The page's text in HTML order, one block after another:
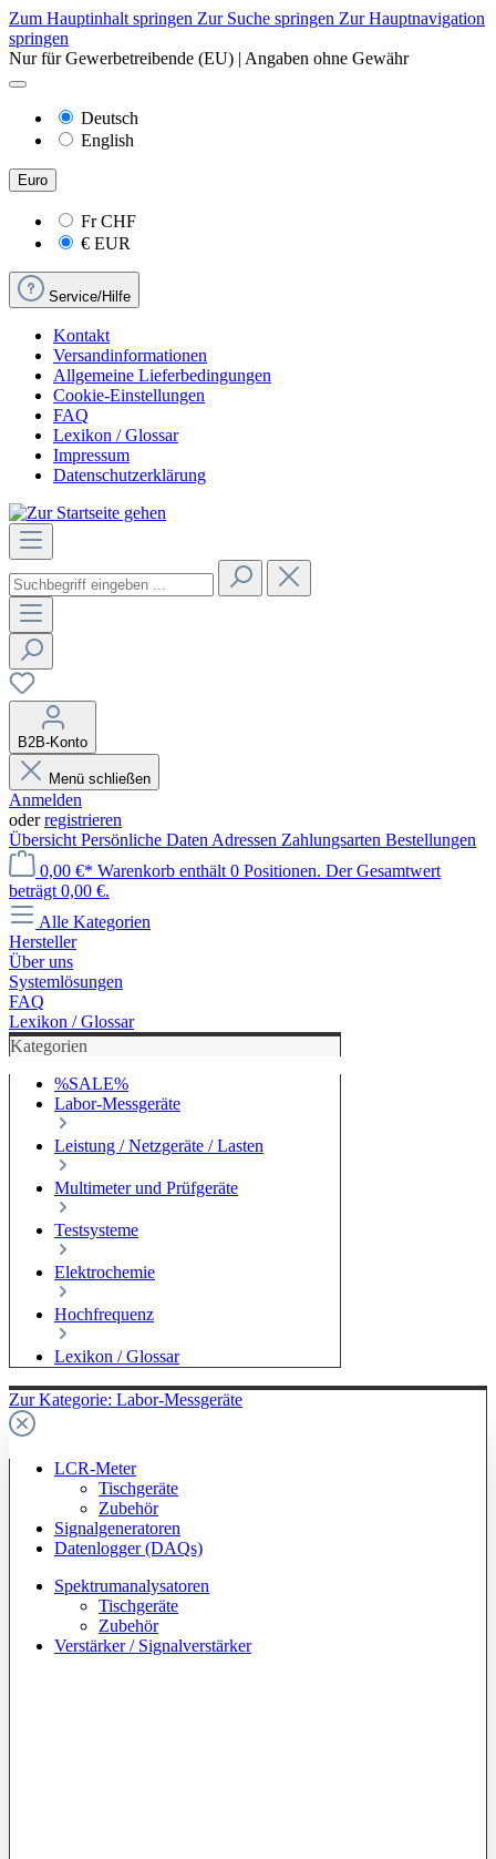
Zum Hauptinhalt springen Zur Suche springen Zur Hauptnavigation
springen
Nur für Gewerbetreibende (EU) | Angaben ohne Gewähr
Deutsch
English
Euro
FrCHF
€ EUR
Service/Hilfe
Kontakt
Versandinformationen
Allgemeine Lieferbedingungen
Cookie-Einstellungen
FAQ
Lexikon / Glossar
Impressum
Datenschutzerklärung
B2B-Konto
Menü schließen
Anmelden
oderregistrieren
Übersicht Persönliche Daten Adressen Zahlungsarten Bestellungen
0,00 €* Warenkorb enthält 0 Positionen. Der Gesamtwert
beträgt 0,00 €.
Alle Kategorien
Hersteller
Über uns
Systemlösungen
FAQ
Lexikon / Glossar
Kategorien
%SALE%
Labor-Messgeräte
Leistung / Netzgeräte / Lasten
Multimeter und Prüfgeräte
Testsysteme
Elektrochemie
Hochfrequenz
Lexikon / Glossar
Zur Kategorie: Labor-Messgeräte
LCR-Meter
Tischgeräte
Zubehör
Signalgeneratoren
Datenlogger (DAQs)
Spektrumanalysatoren
Tischgeräte
Zubehör
Verstärker / Signalverstärker